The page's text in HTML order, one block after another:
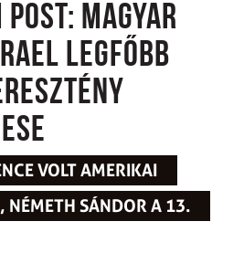
magyar
legfőbb
VOLT AMERIKAI
NÉMETH SÁNDOR A 13.